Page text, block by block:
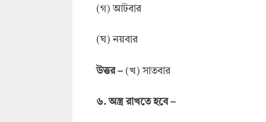
(গ) আটবার
(ঘ) নয়বার
উত্তর– (খ) সাতবার
৬. অস্ত্র রাখতে হবে –